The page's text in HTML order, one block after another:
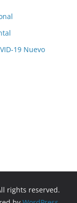
19 Nuevo
rights reserved.